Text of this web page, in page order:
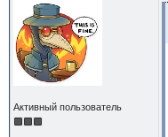
Активный пользователь